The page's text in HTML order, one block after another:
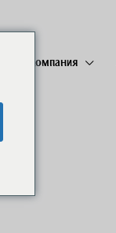
Компания